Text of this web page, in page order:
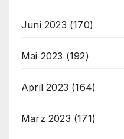
Juni 2023 (170)
Mai 2023 (192)
April 2023 (164)
März 2023 (171)